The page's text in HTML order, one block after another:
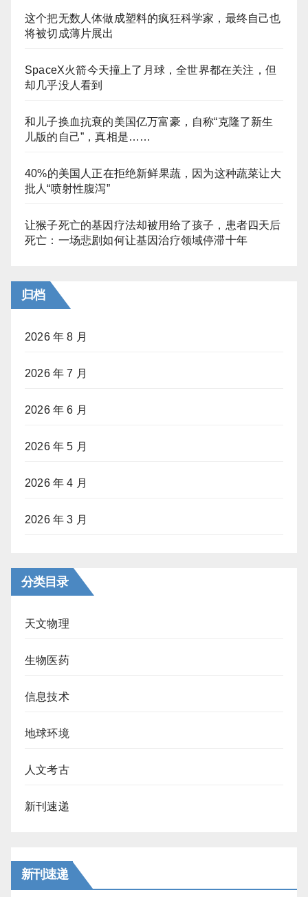
这个把无数人体做成塑料的疯狂科学家，最终自己也
将被切成薄片展出
SpaceX火箭今天撞上了月球，全世界都在关注，但
却几乎没人看到
和儿子换血抗衰的美国亿万富豪，自称“克隆了新生
儿版的自己”，真相是……
40%的美国人正在拒绝新鲜果蔬，因为这种蔬菜让大
批人“喷射性腹泻”
让猴子死亡的基因疗法却被用给了孩子，患者四天后
死亡：一场悲剧如何让基因治疗领域停滞十年
归档
2026 年 8 月
2026 年 7 月
2026 年 6 月
2026 年 5 月
2026 年 4 月
2026 年 3 月
分类目录
天文物理
生物医药
信息技术
地球环境
人文考古
新刊速递
新刊速递